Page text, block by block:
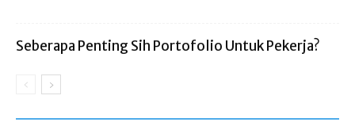
Seberapa Penting Sih Portofolio Untuk Pekerja?